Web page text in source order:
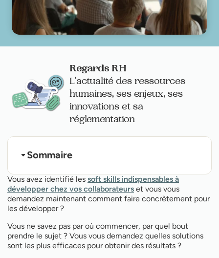
Vous avez identifié les soft skills indispensables à
développer chez vos collaborateurs et vous vous
demandez maintenant comment faire concrètement pour
les développer ?
Vous ne savez pas par où commencer, par quel bout
prendre le sujet ? Vous vous demandez quelles solutions
sont les plus efficaces pour obtenir des résultats ?
Regards RH
L'actualité des ressources
humaines, ses enjeux, ses
innovations et sa
réglementation
Sommaire
#1 - La culture d’entreprise et les valeurs
#2 - Le recrutement
#3 - La formation
#4 - La stratégie de communication interne